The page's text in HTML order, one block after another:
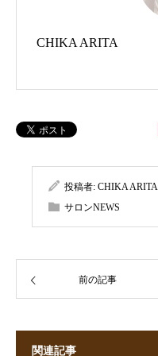
CHIKA ARITA
投稿者: CHIKA ARITA
サロンNEWS
前の記事
関連記事